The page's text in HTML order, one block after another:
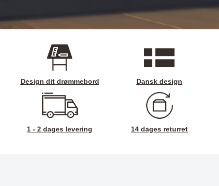
Design dit drømmebord Dansk design
1 - 2 dages levering 14 dages returret